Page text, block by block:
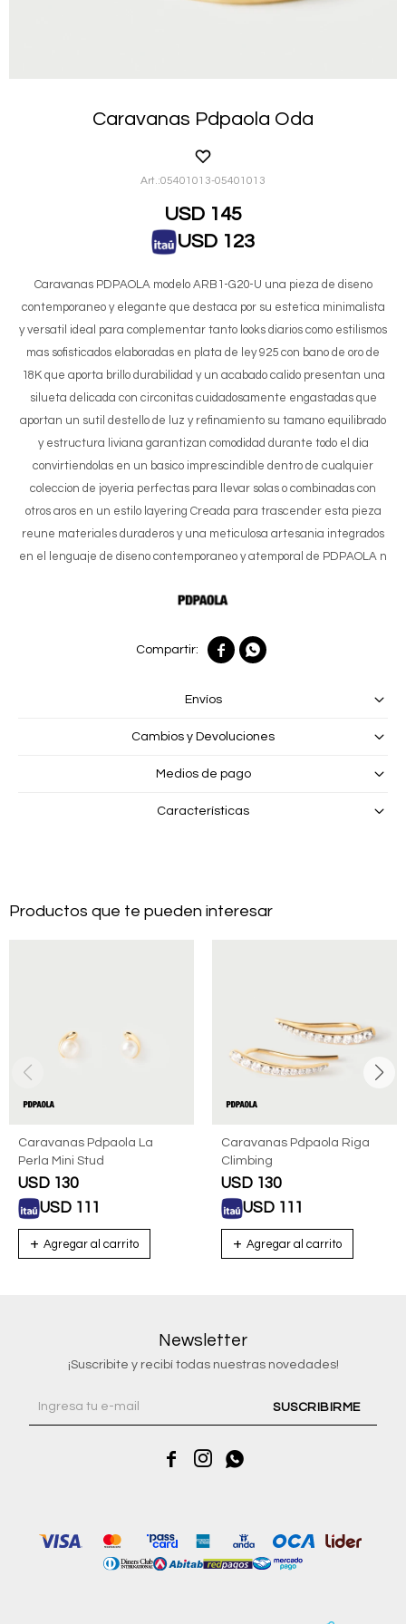
Caravanas Pdpaola Oda
05401013-05401013
USD 145
USD 123
Caravanas PDPAOLA modelo ARB1-G20-U una pieza de diseno
contemporaneo y elegante que destaca por su estetica minimalista
y versatil ideal para complementar tanto looks diarios como estilismos
mas sofisticados elaboradas en plata de ley 925 con bano de oro de
18K que aporta brillo durabilidad y un acabado calido presentan una
silueta delicada con circonitas cuidadosamente engastadas que
aportan un sutil destello de luz y refinamiento su tamano equilibrado
y estructura liviana garantizan comodidad durante todo el dia
convirtiendolas en un basico imprescindible dentro de cualquier
coleccion de joyeria perfectas para llevar solas o combinadas con
otros aros en un estilo layering Creada para trascender esta pieza
reune materiales duraderos y una meticulosa artesania integrados
en el lenguaje de diseno contemporaneo y atemporal de PDPAOLA n
 
Envíos
Cambios y Devoluciones
Medios de pago
Características
Productos que te pueden interesar
Caravanas Pdpaola La
Perla Mini Stud
USD 130
USD 111
Caravanas Pdpaola Riga
Climbing
USD 130
USD 111
Newsletter
¡Suscribite y recibí todas nuestras novedades!
SUSCRIBIRME
  